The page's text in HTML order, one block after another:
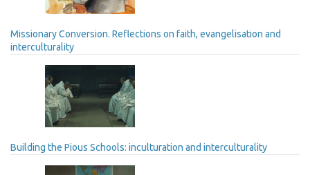
Missionary Conversion. Reflections on faith, evangelisation and
interculturality
Building the Pious Schools: inculturation and interculturality